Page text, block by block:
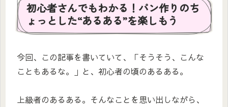
初心者さんでもわかる！パン作りのち
ょっとした“あるある”を楽しもう
今回、この記事を書いていて、「そうそう、こんな
こともあるな。」と、初心者の頃のあるある。
上級者のあるある。そんなことを思い出しながら、